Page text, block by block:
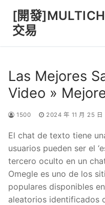
content
[開發
交易
Las Mejores
Video »
1500 2024 年 11 月 25 日
El chat de texto tiene
usuarios pueden ser el
tercero oculto en un
Omegle es uno de los
populares disponibles
aleatorios identificados